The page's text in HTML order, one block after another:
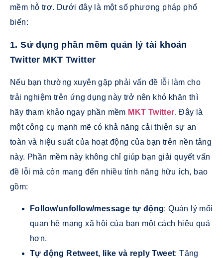
mềm hỗ trợ. Dưới đây là một số phương pháp phổ
biến:
1. Sử dụng phần mềm quản lý tài khoản
Twitter MKT Twitter
Nếu bạn thường xuyên gặp phải vấn đề lỗi làm cho
trải nghiệm trên ứng dụng này trở nên khó khăn thì
hãy tham khảo ngay phần mềm MKT Twitter. Đây là
một công cụ mạnh mẽ có khả năng cải thiện sự an
toàn và hiệu suất của hoạt động của bạn trên nền tảng
này. Phần mềm này không chỉ giúp bạn giải quyết vấn
đề lỗi mà còn mang đến nhiều tính năng hữu ích, bao
gồm:
Follow/unfollow/message tự động: Quản lý mối
quan hệ mạng xã hội của bạn một cách hiệu quả
hơn.
Tự động Retweet, like và reply Tweet: Tăng